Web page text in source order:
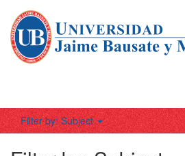
Filter by: Subject